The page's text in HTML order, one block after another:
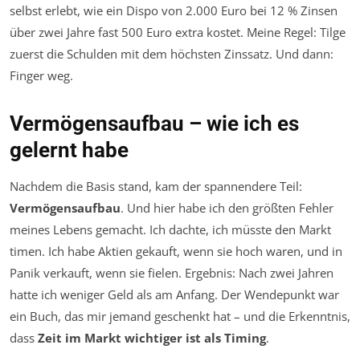
selbst erlebt, wie ein Dispo von 2.000 Euro bei 12 % Zinsen
über zwei Jahre fast 500 Euro extra kostet. Meine Regel: Tilge
zuerst die Schulden mit dem höchsten Zinssatz. Und dann:
Finger weg.
Vermögensaufbau – wie ich es
gelernt habe
Nachdem die Basis stand, kam der spannendere Teil:
Vermögensaufbau. Und hier habe ich den größten Fehler
meines Lebens gemacht. Ich dachte, ich müsste den Markt
timen. Ich habe Aktien gekauft, wenn sie hoch waren, und in
Panik verkauft, wenn sie fielen. Ergebnis: Nach zwei Jahren
hatte ich weniger Geld als am Anfang. Der Wendepunkt war
ein Buch, das mir jemand geschenkt hat – und die Erkenntnis,
dass Zeit im Markt wichtiger ist als Timing.